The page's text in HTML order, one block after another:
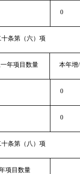
0
十条第（六）项
一年项目数量 本年增
0
0
十条第（八）项
项目数量